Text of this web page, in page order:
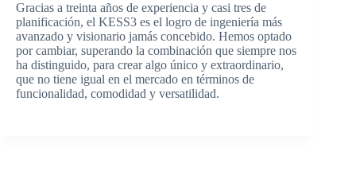
Gracias a treinta años de experiencia y casi tres de
planificación, el KESS3 es el logro de ingeniería más
avanzado y visionario jamás concebido. Hemos optado
por cambiar, superando la combinación que siempre nos
ha distinguido, para crear algo único y extraordinario,
que no tiene igual en el mercado en términos de
funcionalidad, comodidad y versatilidad.